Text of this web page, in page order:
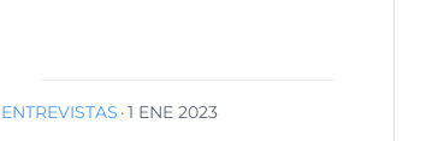
ENTREVISTAS ·1 ENE 2023